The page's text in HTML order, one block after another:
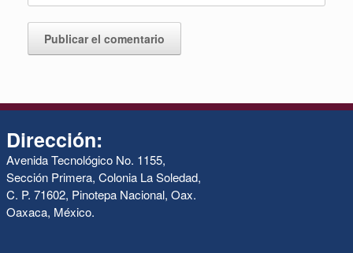
Dirección:
Avenida Tecnológico No. 1155,
Sección Primera, Colonia La Soledad,
C. P. 71602, Pinotepa Nacional, Oax.
Oaxaca, México.